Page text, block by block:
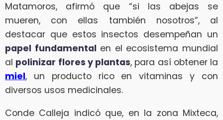
Matamoros, afirmó que “si las abejas se
mueren, con ellas también nosotros”, al
destacar que estos insectos desempeñan un
papel fundamental en el ecosistema mundial
al polinizar flores y plantas, para así obtener la
miel, un producto rico en vitaminas y con
diversos usos medicinales.
Conde Calleja indicó que, en la zona Mixteca,